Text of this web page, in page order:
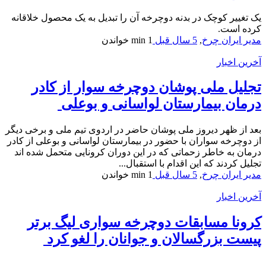
یک تغییر کوچک در بدنه دوچرخه آن را تبدیل به یک محصول خلاقانه
کرده است.
مدیر ایران چرخ, 5 سال قبل 1 min خواندن
آخرین اخبار
تجلیل ملی پوشان دوچرخه سوار از کادر
درمان بیمارستان لواسانی و بوعلی
بعد از ظهر دیروز ملی پوشان حاضر در اردوی تیم ملی و برخی دیگر
از دوچرخه سواران با حضور در بیمارستان لواسانی و بوعلی از کادر
درمان به خاطر زحماتی که در این دوران کرونایی متحمل شده اند
تجلیل کردند که این اقدام با استقبال...
مدیر ایران چرخ, 5 سال قبل 1 min خواندن
آخرین اخبار
کرونا مسابقات دوچرخه سواری لیگ برتر
پیست بزرگسالان و جوانان را لغو کرد